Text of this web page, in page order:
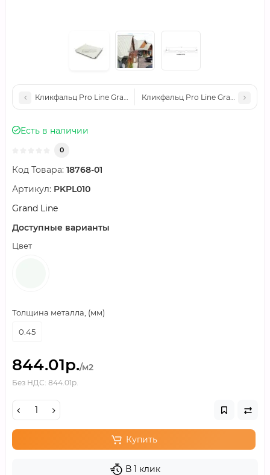
Кликфальц Pro Line Grand Line 0,45 PE с пленкой на замках
Кликфальц Pro Line Grand Line
Есть в наличии
0
Код Товара: 18768-01
Артикул: PKPL010
Grand Line
Доступные варианты
Цвет
Толщина металла, (мм)
0.45
844.01р./м2
Без НДС: 844.01р.
Купить
В 1 клик